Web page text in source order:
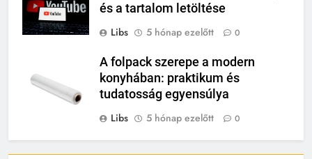
és a tartalom letöltése
Libs
5 hónap ezelőtt 0
A folpack szerepe a modern
konyhában: praktikum és
tudatosság egyensúlya
Libs
5 hónap ezelőtt 0